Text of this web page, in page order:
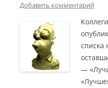
Добавить комментарий
списка
—